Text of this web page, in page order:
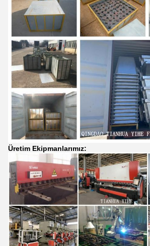
Üretim Ekipmanlarımız: